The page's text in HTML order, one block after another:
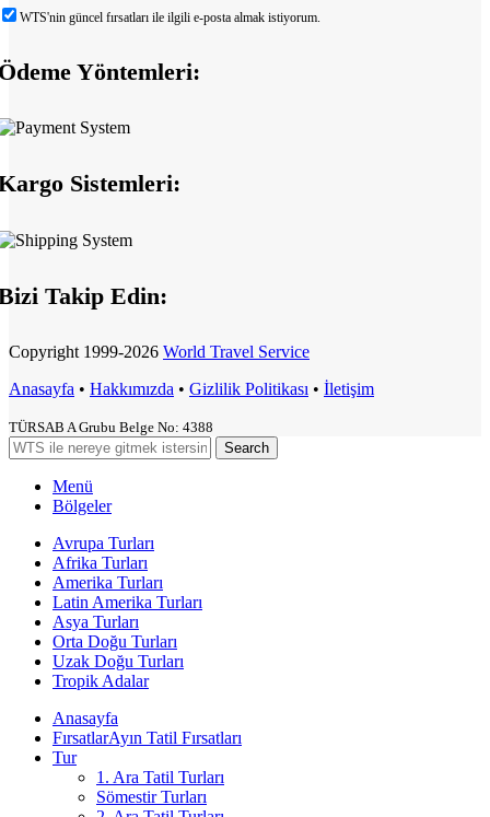
WTS'nin güncel fırsatları ile ilgili e-posta almak istiyorum.
Yöntemleri:
Sistemleri:
Takip Edin:
Copyright 1999-2026 World Travel Service
Anasayfa • Hakkımızda • Gizlilik Politikası • İletişim
TÜRSAB A Grubu Belge No: 4388
Search
Menü
Bölgeler
Avrupa Turları
Afrika Turları
Amerika Turları
Latin Amerika Turları
Asya Turları
Orta Doğu Turları
Uzak Doğu Turları
Tropik Adalar
Anasayfa
FırsatlarAyın Tatil Fırsatları
Tur
1. Ara Tatil Turları
Sömestir Turları